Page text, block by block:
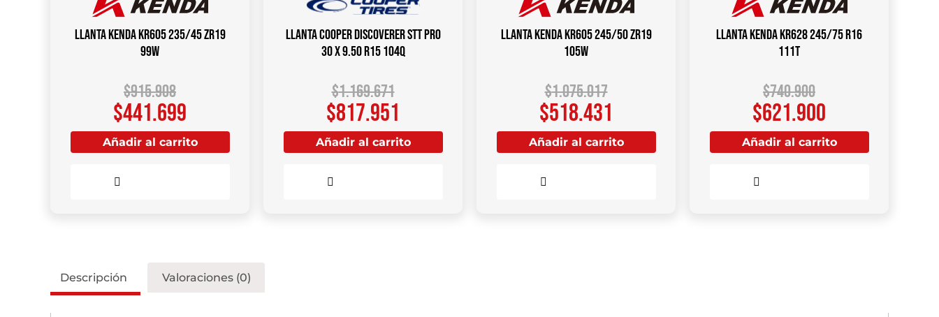
Llanta KENDA KR605 235/45 ZR19
99W
$915.908
$441.699
Añadir al carrito
Llanta COOPER DISCOVERER STT PRO
30 X 9.50 R15 104Q
$1.169.671
$817.951
Añadir al carrito
Llanta KENDA KR605 245/50 ZR19
105W
$1.075.017
$518.431
Añadir al carrito
Llanta KENDA KR628 245/75 R16
111T
$740.900
$621.900
Añadir al carrito
Descripción Valoraciones (0)